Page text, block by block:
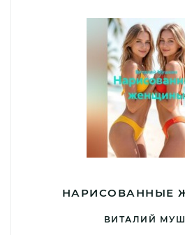
НАРИСОВАННЫЕ
ВИТАЛИЙ